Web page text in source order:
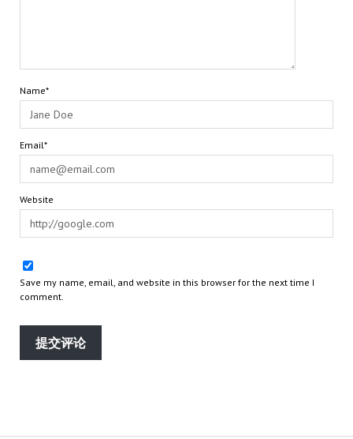
Name*
Email*
Website
Save my name, email, and website in this browser for the next time I
comment.